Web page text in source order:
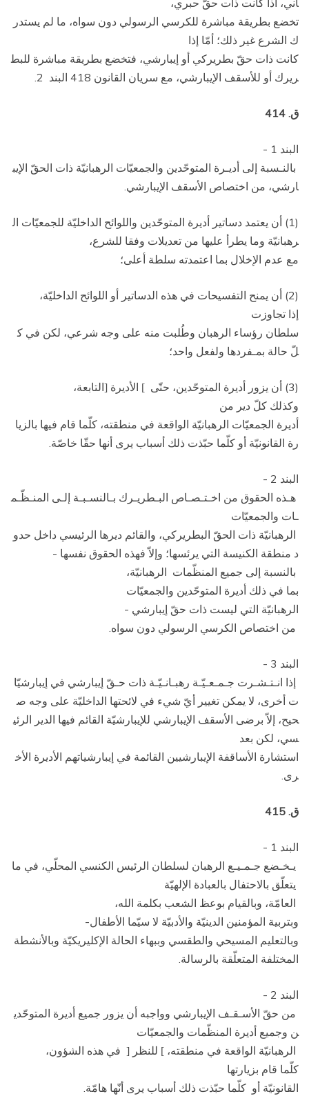
اني، اذا كانت ذات حقّ حبري،
تخضع بطريقة مباشرة للكرسي الرسولي دون سواه، ما لم يستدر
ك الشرع غير ذلك؛ أمّا إذا
كانت ذات حقّ بطريركي أو إيبارشي، فتخضع بطريقة مباشرة للبط
ريرك أو للأسقف الإيبارشي، مع سريان القانون 418 البند 2.
ق. 414
البند 1 ­
بالنـسبة إلى أديـرة المتوحّدين والجمعيّات الرهبانيّة ذات الحقّ الإيب
ارشي، من اختصاص الأسقف الإيبارشي.
(1) أن يعتمد دساتير أديرة المتوحّدين واللوائح الداخليّة للجمعيّات ال
رهبانيّة وما يطرأ عليها من تعديلات وفقا للشرع،
مع عدم الإخلال بما اعتمدته سلطة أعلى؛
(2) أن يمنح التفسيحات في هذه الدساتير أو اللوائح الداخليّة،
إذا تجاوزت
سلطان رؤساء الرهبان وطُلبت منه على وجه شرعي، لكن في ك
لّ حالة بمـفردها ولفعل واحد؛
(3) أن يزور أديرة المتوحّدين، حتّى ] الأديرة [التابعة،
وكذلك كلّ دير من
أديرة الجمعيّات الرهبانيّة الواقعة في منطقته، كلّما قام فيها بالزيا
رة القانونيّة أو كلّما حبّذت ذلك أسباب يرى أنها حقّا خاصّة.
البند 2 ­
هـذه الحقوق من اخـتـصـاص البـطريـرك بـالنسـبـة إلـى المنـظّـم
ـات والجمعيّات
الرهبانيّة ذات الحقّ البطريركي، والقائم ديرها الرئيسي داخل حدو
د منطقة الكنيسة التي يرئسها؛ وإلاّ فهذه الحقوق نفسها ­
بالنسبة إلى جميع المنظّمات الرهبانيّة،
بما في ذلك أديرة المتوحّدين والجمعيّات
الرهبانيّة التي ليست ذات حقّ إيبارشي ­
من اختصاص الكرسي الرسولي دون سواه.
البند 3 ­
إذا انـتـشـرت جـمـعـيّـة رهبـانـيّـة ذات حـقّ إيبارشي في إيبارشيّا
ت أخرى، لا يمكن تغيير أيّ شيء في لائحتها الداخليّة على وجه ص
حيح، إلاّ برضى الأسقف الإيبارشي للإيبارشيّة القائم فيها الدير الرئي
سي، لكن بعد
استشارة الأساقفة الإيبارشيين القائمة في إيبارشياتهم الأديرة الأخ
رى.
ق. 415
البند 1 ­
يـخـضع جـمـيـع الرهبان لسلطان الرئيس الكنسي المحلّي، في ما
يتعلّق بالاحتفال بالعبادة الإلهيّة
العامّة، وبالقيام بوعظ الشعب بكلمة الله،
وبتربية المؤمنين الدينيّة والأدبيّة ­لا سيّما الأطفال­
وبالتعليم المسيحي والطقسي وببهاء الحالة الإكليريكيّة وبالأنشطة
المختلفة المتعلّقة بالرسالة.
البند 2 ­
من حقّ الأسـقـف الإيبارشي وواجبه أن يزور جميع أديرة المتوحّدي
ن وجميع أديرة المنظّمات والجمعيّات
الرهبانيّة الواقعة في منطقته، ] للنظر [ في هذه الشؤون،
كلّما قام بزيارتها
القانونيّة أو كلّما حبّذت ذلك أسباب يرى أنّها هامّة.